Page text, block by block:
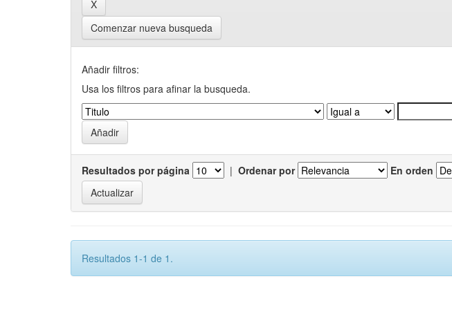
Comenzar nueva busqueda
Añadir filtros:
Usa los filtros para afinar la busqueda.
Resultados por página | Ordenar por En orden
Resultados 1-1 de 1.